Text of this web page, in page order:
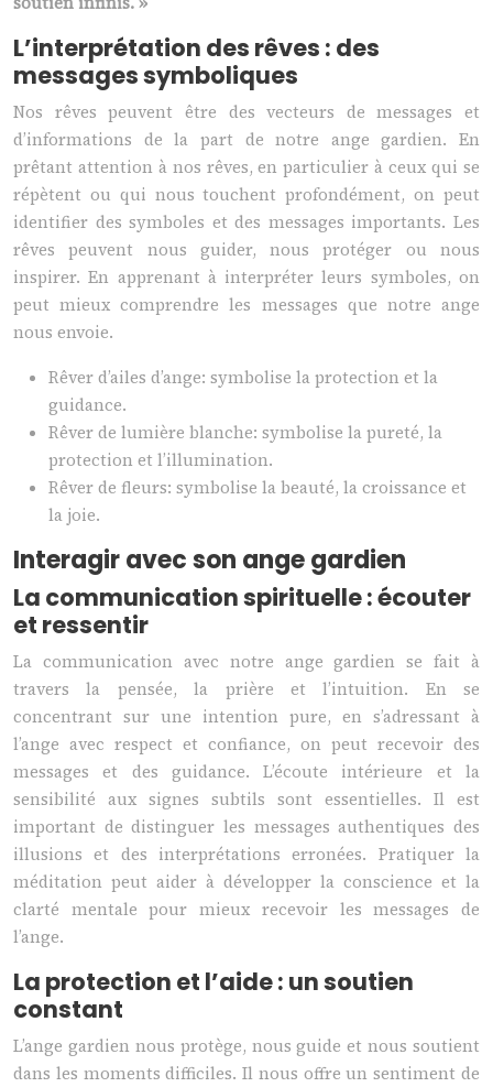
L’interprétation des rêves : des
messages symboliques
Nos rêves peuvent être des vecteurs de messages et
d’informations de la part de notre ange gardien. En
prêtant attention à nos rêves, en particulier à ceux qui se
répètent ou qui nous touchent profondément, on peut
identifier des symboles et des messages importants. Les
rêves peuvent nous guider, nous protéger ou nous
inspirer. En apprenant à interpréter leurs symboles, on
peut mieux comprendre les messages que notre ange
nous envoie.
Rêver d’ailes d’ange: symbolise la protection et la
guidance.
Rêver de lumière blanche: symbolise la pureté, la
protection et l’illumination.
Rêver de fleurs: symbolise la beauté, la croissance et
la joie.
Interagir avec son ange gardien
La communication spirituelle : écouter
et ressentir
La communication avec notre ange gardien se fait à
travers la pensée, la prière et l’intuition. En se
concentrant sur une intention pure, en s’adressant à
l’ange avec respect et confiance, on peut recevoir des
messages et des guidance. L’écoute intérieure et la
sensibilité aux signes subtils sont essentielles. Il est
important de distinguer les messages authentiques des
illusions et des interprétations erronées. Pratiquer la
méditation peut aider à développer la conscience et la
clarté mentale pour mieux recevoir les messages de
l’ange.
La protection et l’aide : un soutien
constant
L’ange gardien nous protège, nous guide et nous soutient
dans les moments difficiles. Il nous offre un sentiment de